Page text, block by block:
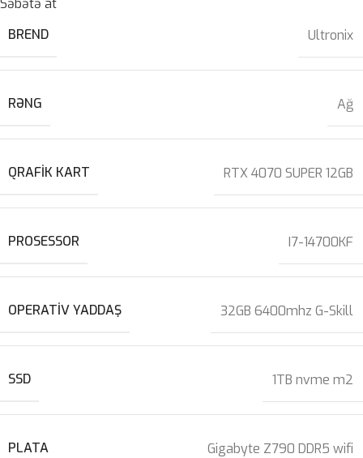
Səbətə at
BREND
Ultronix
RƏNG Ağ
QRAFIK KART RTX 4070 SUPER 12GB
PROSESSOR I7-14700KF
OPERATIV YADDAŞ 32GB 6400mhz G-Skill
SSD 1TB nvme m2
PLATA Gigabyte Z790 DDR5 wifi